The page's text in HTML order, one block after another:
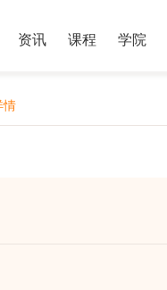
资讯 课程 学院
情